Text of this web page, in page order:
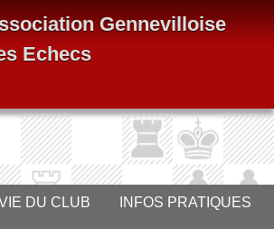
Gennevilloise
Echecs
DU CLUB INFOS PRATIQUES
cookies